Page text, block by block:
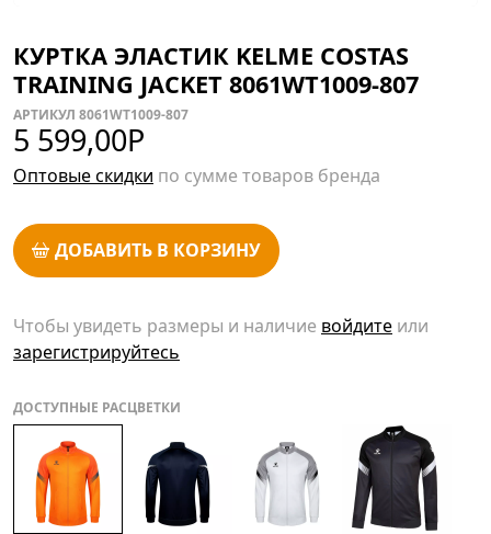
КУРТКА ЭЛАСТИК KELME COSTAS
TRAINING JACKET 8061WT1009-807
АРТИКУЛ 8061WT1009-807
5 599,00Р
Оптовые скидки по сумме товаров бренда
ДОБАВИТЬ В КОРЗИНУ
Чтобы увидеть размеры и наличие войдите или
зарегистрируйтесь
ДОСТУПНЫЕ РАСЦВЕТКИ